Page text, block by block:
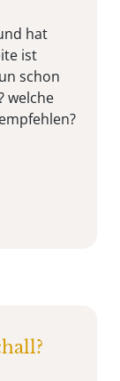
hat
ist
schon
welche